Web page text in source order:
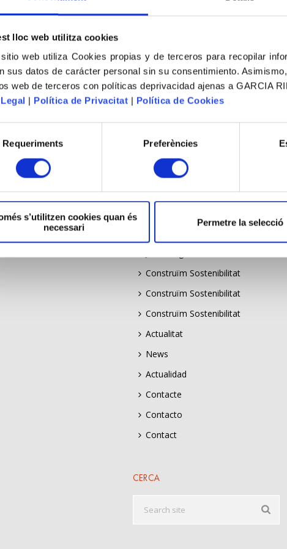
lloc web utilitza cookies
web utiliza Cookies propias y de terceros para recopilar
sus datos de carácter personal sin su consentimiento.
web de terceros con políticas deprivacidad ajenas a GARCIA
| Política de Privacitat | Política de Cookies
Requeriments Preferències
s’utilitzen cookies quan és
necessari
Permetre la selecció
MENÚ
Empresa
Company
Commitment
Construïm Sostenibilitat
Construïm Sostenibilitat
Construïm Sostenibilitat
Actualitat
News
Actualidad
Contacte
Contacto
Contact
CERCA